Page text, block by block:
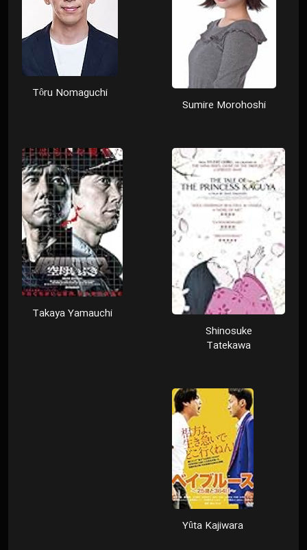
Sumire Morohoshi
Tôru Nomaguchi
Shinosuke
Tatekawa
Takaya Yamauchi
Yûta Kajiwara